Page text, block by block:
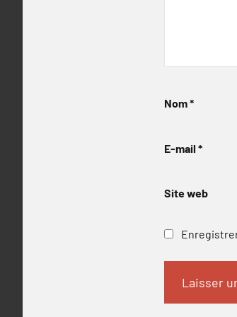
Nom*
E-mail *
Site web